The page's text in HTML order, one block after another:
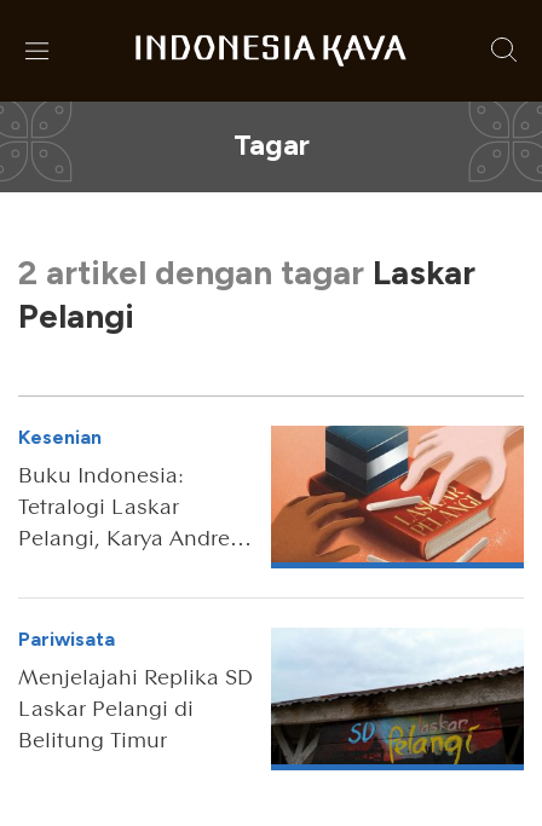
Tagar
2 artikel dengan tagar Laskar
Pelangi
Kesenian
Buku Indonesia:
Tetralogi Laskar
Pelangi, Karya Andrea
Pariwisata
Menjelajahi Replika SD
Laskar Pelangi di
Belitung Timur